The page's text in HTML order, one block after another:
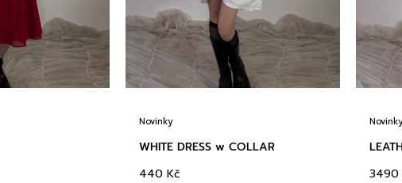
Novinky
WHITE DRESS w COLLAR
440 Kč
Novinky
3490